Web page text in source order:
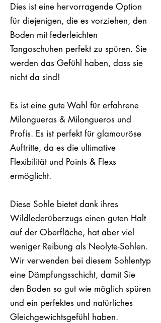
Dies ist eine hervorragende Option
für diejenigen, die es vorziehen, den
Boden mit federleichten
Tangoschuhen perfekt zu spüren. Sie
werden das Gefühl haben, dass sie
nicht da sind!
Es ist eine gute Wahl für erfahrene
Milongueras & Milongueros und
Profis. Es ist perfekt für glamouröse
Auftritte, da es die ultimative
Flexibilität und Points & Flexs
ermöglicht.
Diese Sohle bietet dank ihres
Wildlederüberzugs einen guten Halt
auf der Oberfläche, hat aber viel
weniger Reibung als Neolyte-Sohlen.
Wir verwenden bei diesem Sohlentyp
eine Dämpfungsschicht, damit Sie
den Boden so gut wie möglich spüren
und ein perfektes und natürliches
Gleichgewichtsgefühl haben.